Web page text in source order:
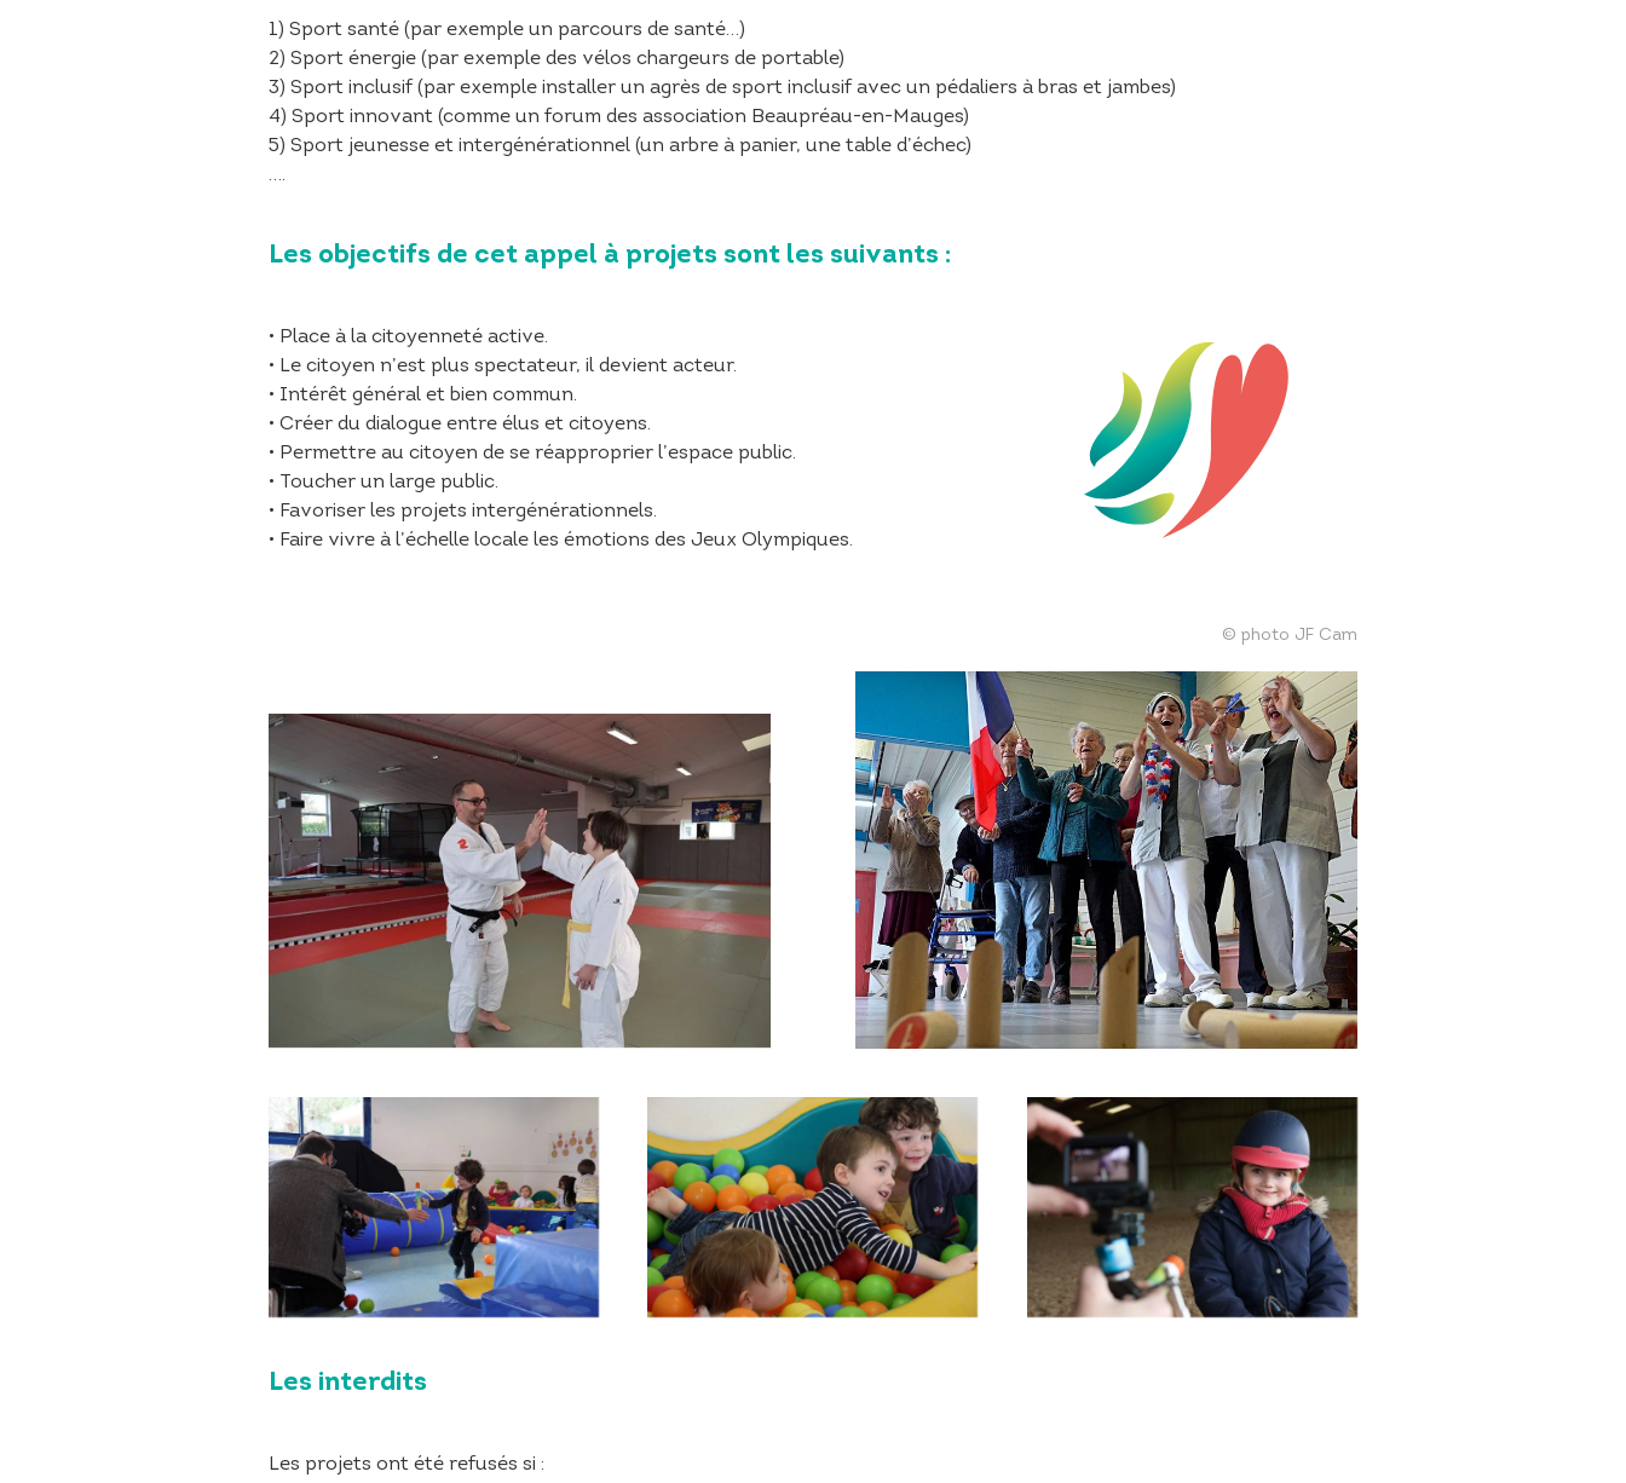
1) Sport santé (par exemple un parcours de santé…)
2) Sport énergie (par exemple des vélos chargeurs de portable)
3) Sport inclusif (par exemple installer un agrès de sport inclusif avec un pédaliers à bras et jambes)
4) Sport innovant (comme un forum des association Beaupréau-en-Mauges)
5) Sport jeunesse et intergénérationnel (un arbre à panier, une table d’échec)
….
Les objectifs de cet appel à projets sont les suivants :
• Place à la citoyenneté active.
• Le citoyen n’est plus spectateur, il devient acteur.
• Intérêt général et bien commun.
• Créer du dialogue entre élus et citoyens.
• Permettre au citoyen de se réapproprier l’espace public.
• Toucher un large public.
• Favoriser les projets intergénérationnels.
• Faire vivre à l’échelle locale les émotions des Jeux Olympiques.
© photo JF Cam
Les interdits
Les projets ont été refusés si :